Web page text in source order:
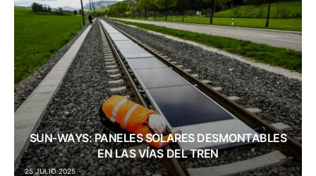
SUN-WAYS: PANELES SOLARES DESMONTABLES
EN LAS VÍAS DEL TREN
25 JULIO 2025